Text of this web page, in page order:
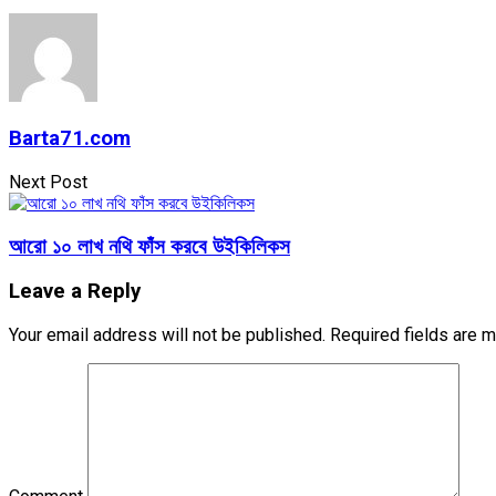
Barta71.com
Next Post
আরো ১০ লাখ নথি ফাঁস করবে উইকিলিকস
Leave a Reply
Your email address will not be published. Required fields are